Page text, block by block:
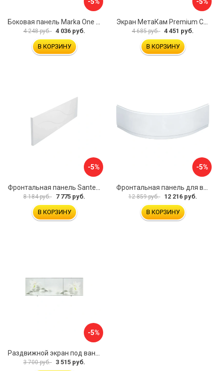
-5%
Боковая панель Marka One Flat 80 MG L 02бфл80мгл
4 248 руб. 4 036 руб.
В КОРЗИНУ
-5%
Экран МетаКам Premium Collection 4650208860133
4 685 руб. 4 451 руб.
В КОРЗИНУ
-5%
8 184 руб. 7 775 руб.
В КОРЗИНУ
-5%
12 859 руб. 12 216 руб.
В КОРЗИНУ
-5%
3 700 руб. 3 515 руб.